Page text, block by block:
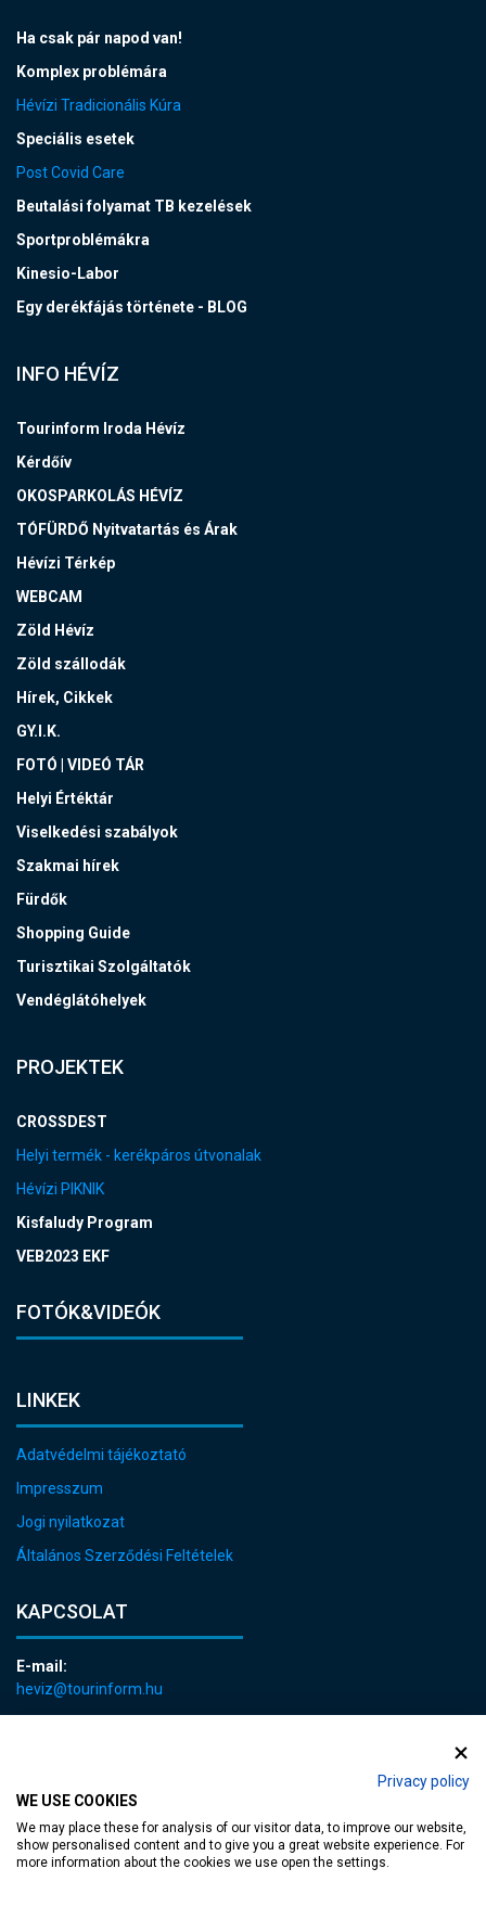
Privacy policy
WE USE COOKIES
We may place these for analysis of our visitor data, to improve our website,
show personalised content and to give you a great website experience. For
more information about the cookies we use open the settings.
Ha csak pár napod van!
Komplex problémára
Hévízi Tradicionális Kúra
Speciális esetek
Post Covid Care
Beutalási folyamat TB kezelések
Sportproblémákra
Kinesio-Labor
Egy derékfájás története - BLOG
INFO HÉVÍZ
Tourinform Iroda Hévíz
Kérdőív
OKOSPARKOLÁS HÉVÍZ
TÓFÜRDŐ Nyitvatartás és Árak
Hévízi Térkép
WEBCAM
Zöld Hévíz
Zöld szállodák
Hírek, Cikkek
GY.I.K.
FOTÓ | VIDEÓ TÁR
Helyi Értéktár
Viselkedési szabályok
Szakmai hírek
Fürdők
Shopping Guide
Turisztikai Szolgáltatók
Vendéglátóhelyek
PROJEKTEK
CROSSDEST
Helyi termék - kerékpáros útvonalak
Hévízi PIKNIK
Kisfaludy Program
VEB2023 EKF
FOTÓK&VIDEÓK
LINKEK
Adatvédelmi tájékoztató
Impresszum
Jogi nyilatkozat
Általános Szerződési Feltételek
KAPCSOLAT
E-mail:
heviz@tourinform.hu